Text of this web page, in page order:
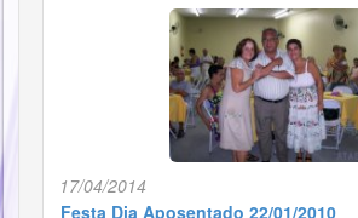
17/04/2014
Festa Dia Aposentado 22/01/2010